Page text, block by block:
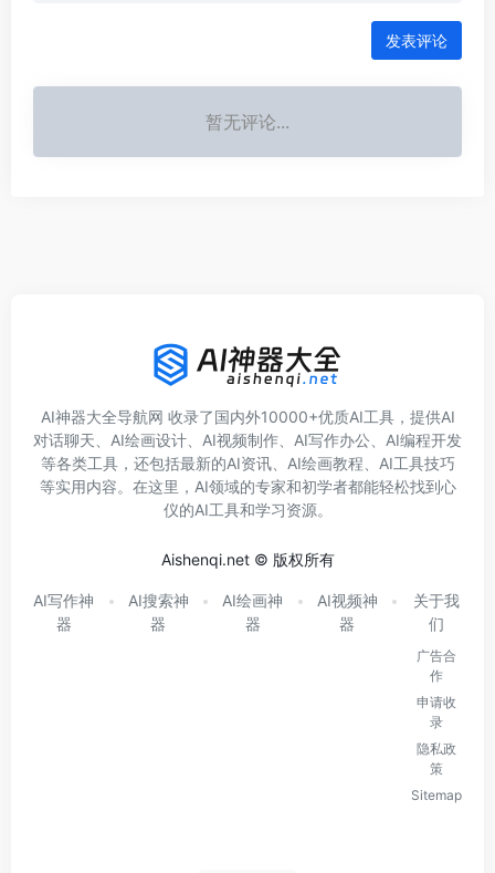
发表评论
暂无评论...
AI神器大全导航网 收录了国内外10000+优质AI工具，提供AI
对话聊天、AI绘画设计、AI视频制作、AI写作办公、AI编程开发
等各类工具，还包括最新的AI资讯、AI绘画教程、AI工具技巧
等实用内容。在这里，AI领域的专家和初学者都能轻松找到心
仪的AI工具和学习资源。
Aishenqi.net © 版权所有
AI写作神
器
AI搜索神
器
AI绘画神
器
AI视频神
器
关于我
们
广告合
作
申请收
录
隐私政
策
Sitemap